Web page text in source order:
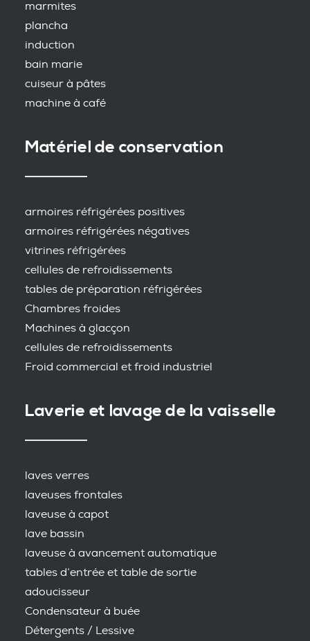
marmites
plancha
induction
bain marie
cuiseur à pâtes
machine à café
Matériel de conservation
armoires réfrigérées positives
armoires réfrigérées négatives
vitrines réfrigérées
cellules de refroidissements
tables de préparation réfrigérées
Chambres froides
Machines à glacçon
cellules de refroidissements
Froid commercial et froid industriel
Laverie et lavage de la vaisselle
laves verres
laveuses frontales
laveuse à capot
lave bassin
laveuse à avancement automatique
tables d’entrée et table de sortie
adoucisseur
Condensateur à buée
Détergents / Lessive